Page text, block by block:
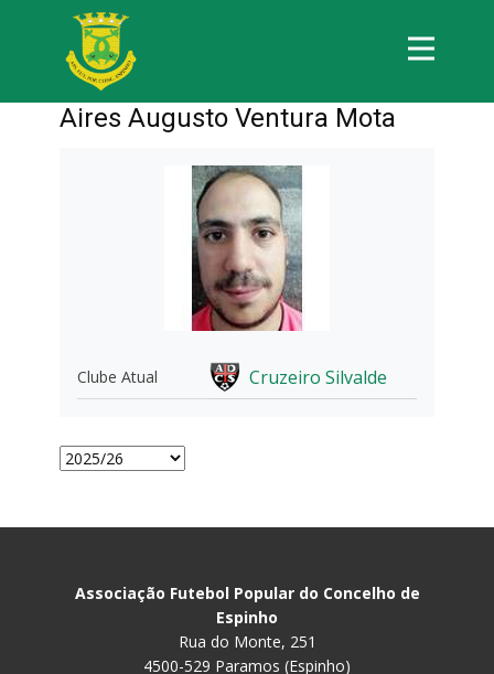
Aires Augusto Ventura Mota
Clube Atual Cruzeiro Silvalde
Associação Futebol Popular do Concelho de
Espinho
Rua do Monte, 251
4500-529 Paramos (Espinho)